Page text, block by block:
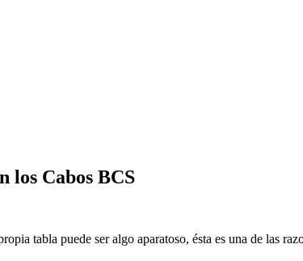
los Cabos BCS
tabla puede ser algo aparatoso, ésta es una de las